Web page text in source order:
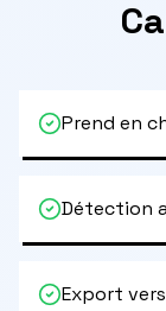
Prend en
Détection
Export